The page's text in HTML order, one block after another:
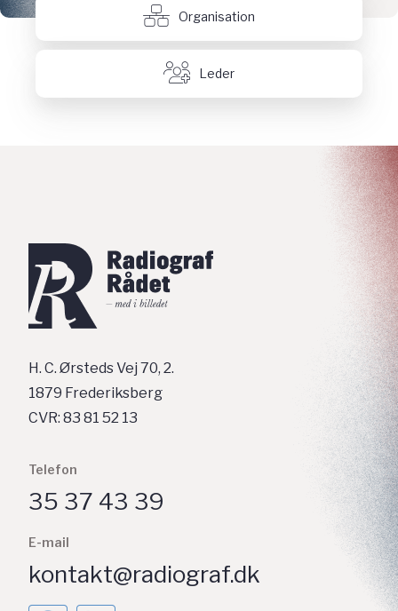
Organisation
Leder
H. C. Ørsteds Vej 70, 2.
1879 Frederiksberg
CVR: 83 81 52 13
Telefon
35 37 43 39
E-mail
kontakt@radiograf.dk